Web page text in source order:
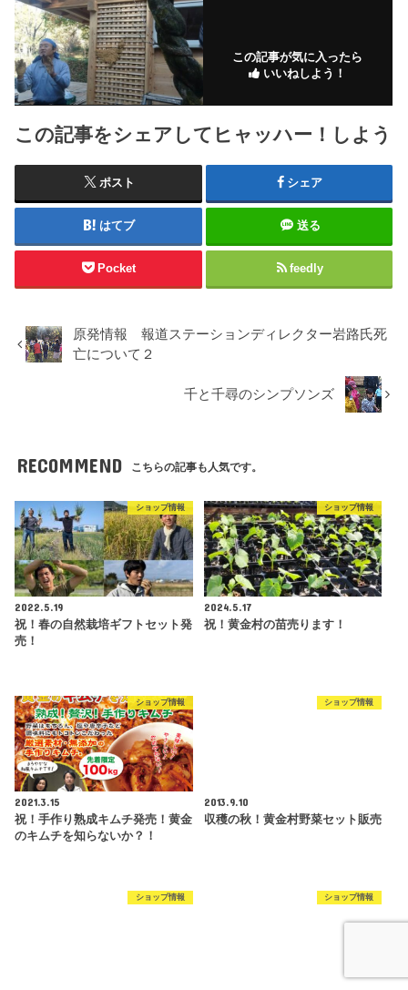
この記事が気に入ったら
いいねしよう！
この記事をシェアしてヒャッハー！しよう
ポスト シェア
はてブ 送る
Pocket feedly
原発情報 報道ステーションディレクター岩路氏死
亡について２
千と千尋のシンプソンズ
RECOMMEND こちらの記事も人気です。
ショップ情報
2022.5.19
祝！春の自然栽培ギフトセット発
売！
ショップ情報
2024.5.17
祝！黄金村の苗売ります！
ショップ情報
2021.3.15
祝！手作り熟成キムチ発売！黄金
のキムチを知らないか？！
ショップ情報
2013.9.10
収穫の秋！黄金村野菜セット販売
ショップ情報 ショップ情報